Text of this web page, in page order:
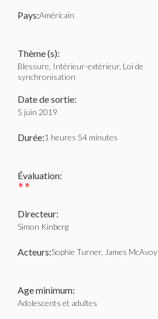
Pays:Américain
Thème (s):
Blessure, Intérieur-extérieur, Loi de
synchronisation
Date de sortie:
5 juin 2019
Durée:1 heures 54 minutes
Évaluation:
**
Directeur:
Simon Kinberg
Acteurs:Sophie Turner, James McAvoy
Age minimum:
Adolescents et adultes